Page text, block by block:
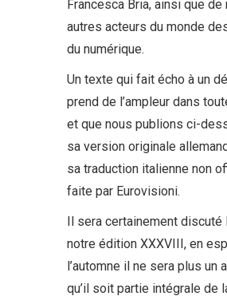
Francesca Bria, ainsi que de
autres acteurs du monde
du numérique.
Un texte qui fait écho à un
prend de l’ampleur dans
et que nous publions ci-
sa version originale
sa traduction italienne non
faite par Eurovisioni.
Il sera certainement discuté
notre édition XXXVIII, en
l’automne il ne sera plus un
qu’il soit partie intégrale de